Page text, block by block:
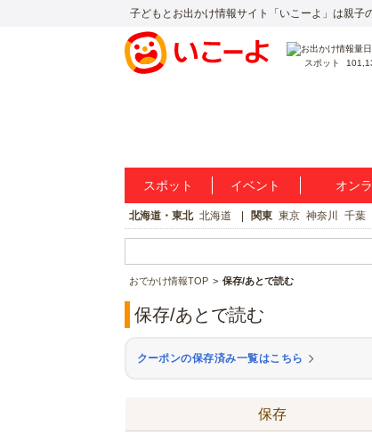
子どもとお出かけ情報サイト「いこーよ」は親子
スポット
スポット イベント オン
北海道・東北 北海道 関東 東京 神奈川 千葉
おでかけ情報TOP 保存/あとで読む
保存/あとで読む
クーポンの保存済み一覧はこちら
保存